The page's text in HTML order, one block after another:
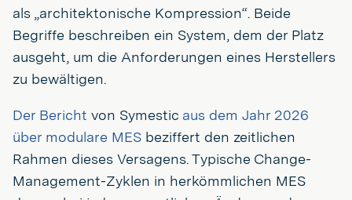
als „architektonische Kompression“. Beide
Begriffe beschreiben ein System, dem der Platz
ausgeht, um die Anforderungen eines Herstellers
zu bewältigen.
Der Bericht von Symestic aus dem Jahr 2026
über modulare MES beziffert den zeitlichen
Rahmen dieses Versagens. Typische Change-
Management-Zyklen in herkömmlichen MES